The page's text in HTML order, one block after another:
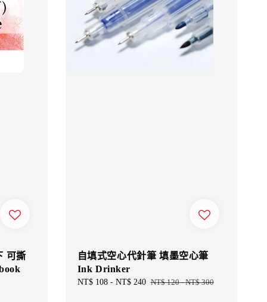
可撕
自填式空心代針筆 填墨空心筆
Ink Drinker
Sale
NT$ 108- NT$ 240 Regular
NT$ 120-NT$ 300